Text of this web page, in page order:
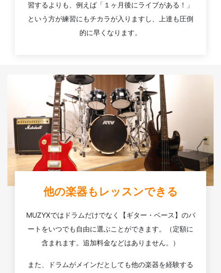
習するよりも、例えば「１ヶ月後にライブがある！」
という方が練習にもチカラが入りますし、上達も圧倒
的に早くなります。
他の楽器もレッスンできる
MUZYXではドラムだけでなく【ギター・ベース】のパ
ートをいつでも自由に選ぶことができます。（定額に
含まれます。追加料金などはありません。）
また、ドラムがメインだとしても他の楽器を経験する